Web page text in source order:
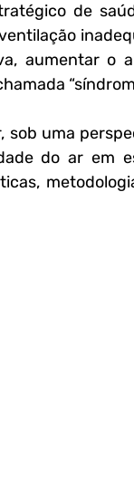
de
aumentar o
sob uma
do ar em